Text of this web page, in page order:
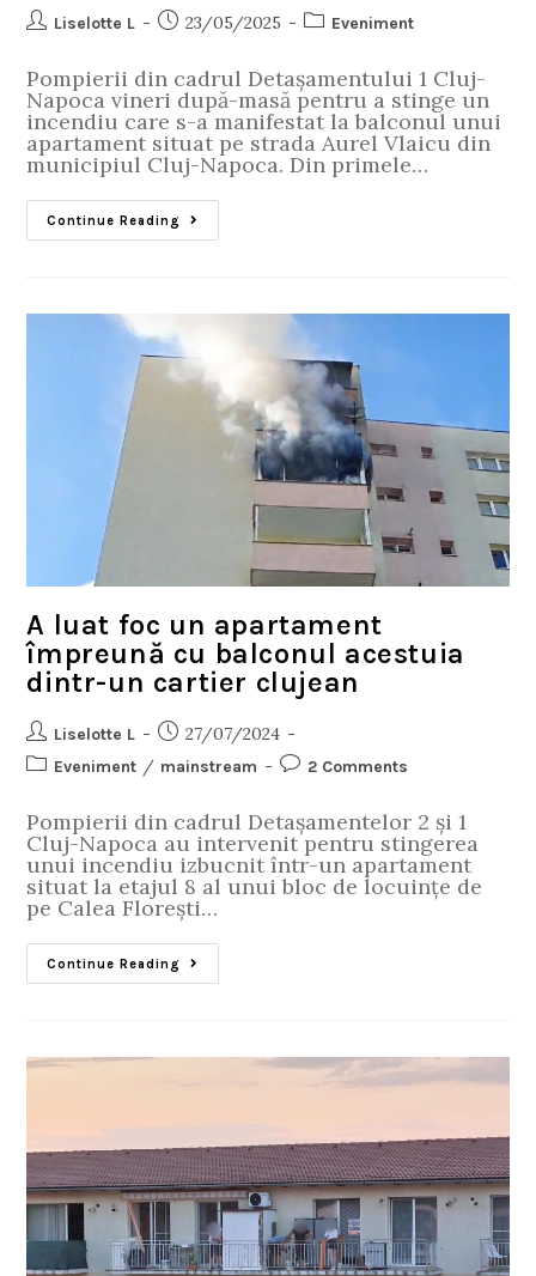
Liselotte L 23/05/2025 Eveniment
Pompierii din cadrul Detașamentului 1 Cluj-
Napoca vineri după-masă pentru a stinge un
incendiu care s-a manifestat la balconul unui
apartament situat pe strada Aurel Vlaicu din
municipiul Cluj-Napoca. Din primele…
Continue Reading
A luat foc un apartament
împreună cu balconul acestuia
dintr-un cartier clujean
Liselotte L 27/07/2024
Eveniment / mainstream 2 Comments
Pompierii din cadrul Detașamentelor 2 și 1
Cluj-Napoca au intervenit pentru stingerea
unui incendiu izbucnit într-un apartament
situat la etajul 8 al unui bloc de locuințe de
pe Calea Florești…
Continue Reading